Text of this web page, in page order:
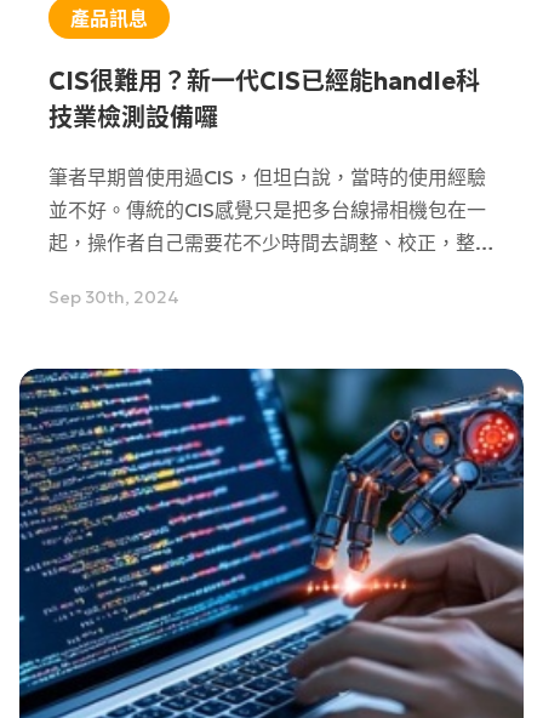
產品訊息
CIS很難用？新一代CIS已經能handle科
技業檢測設備囉
筆者早期曾使用過CIS，但坦白說，當時的使用經驗
並不好。傳統的CIS感覺只是把多台線掃相機包在一
起，操作者自己需要花不少時間去調整、校正，整個
整內容，大多調整已經由工廠事先調整好，操作者只
度低，造成以往的CIS使用體驗極差，很少科技業自
動化業者會使用。但隨著產品不斷的改良，現在的
CIS已經可以開始逐漸使用在一些科技業的自動化檢
測設備上了。
Sep 30th, 2024